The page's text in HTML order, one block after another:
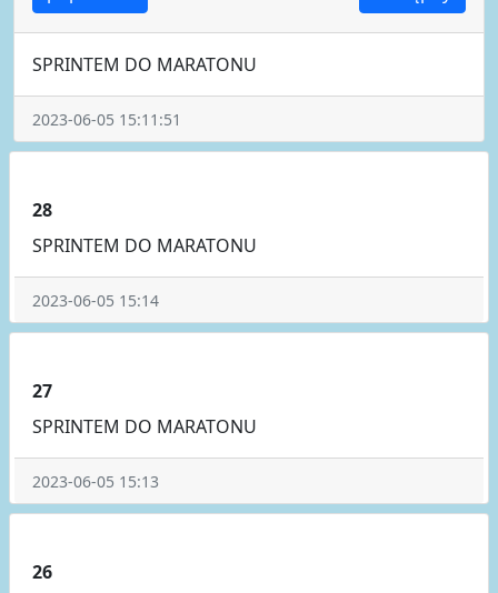
SPRINTEM DO MARATONU
2023-06-05 15:11:51
28
SPRINTEM DO MARATONU
2023-06-05 15:14
27
SPRINTEM DO MARATONU
2023-06-05 15:13
26